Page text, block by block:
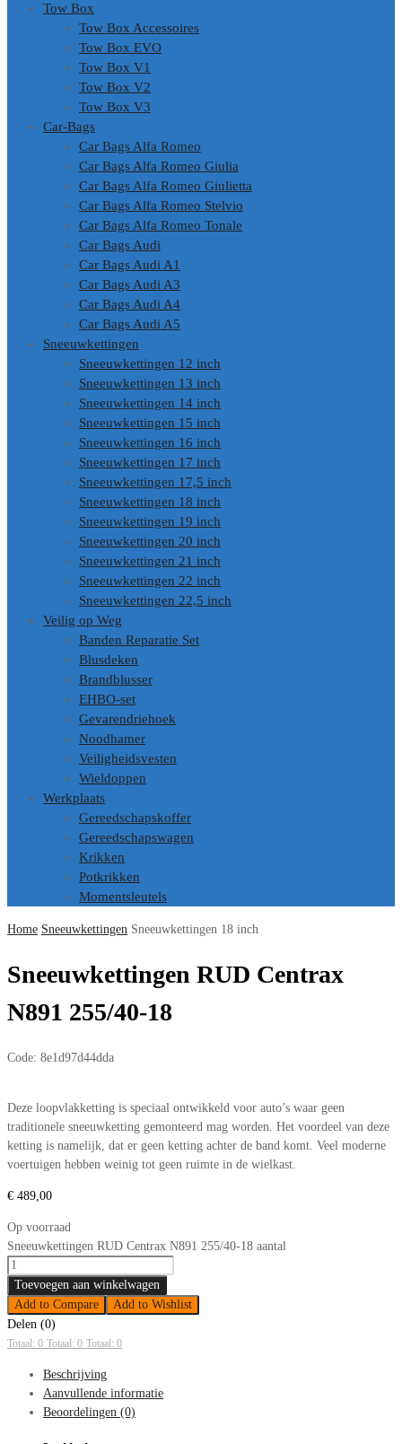
Tow Box
Tow Box Accessoires
Tow Box EVO
Tow Box V1
Tow Box V2
Tow Box V3
Car-Bags
Car Bags Alfa Romeo
Car Bags Alfa Romeo Giulia
Car Bags Alfa Romeo Giulietta
Car Bags Alfa Romeo Stelvio
Car Bags Alfa Romeo Tonale
Car Bags Audi
Car Bags Audi A1
Car Bags Audi A3
Car Bags Audi A4
Car Bags Audi A5
Sneeuwkettingen
Sneeuwkettingen 12 inch
Sneeuwkettingen 13 inch
Sneeuwkettingen 14 inch
Sneeuwkettingen 15 inch
Sneeuwkettingen 16 inch
Sneeuwkettingen 17 inch
Sneeuwkettingen 17,5 inch
Sneeuwkettingen 18 inch
Sneeuwkettingen 19 inch
Sneeuwkettingen 20 inch
Sneeuwkettingen 21 inch
Sneeuwkettingen 22 inch
Sneeuwkettingen 22,5 inch
Veilig op Weg
Banden Reparatie Set
Blusdeken
Brandblusser
EHBO-set
Gevarendriehoek
Noodhamer
Veiligheidsvesten
Wieldoppen
Werkplaats
Gereedschapskoffer
Gereedschapswagen
Krikken
Potkrikken
Momentsleutels
Home Sneeuwkettingen Sneeuwkettingen 18 inch
Sneeuwkettingen RUD Centrax
N891 255/40-18
Code: 8e1d97d44dda
Deze loopvlakketting is speciaal ontwikkeld voor auto’s waar geen
traditionele sneeuwketting gemonteerd mag worden. Het voordeel van deze
ketting is namelijk, dat er geen ketting achter de band komt. Veel moderne
voertuigen hebben weinig tot geen ruimte in de wielkast.
€ 489,00
Op voorraad
Sneeuwkettingen RUD Centrax N891 255/40-18 aantal
Toevoegen aan winkelwagen
Add to Compare
Add to Wishlist
Delen (0)
Totaal: 0 Totaal: 0 Totaal: 0
Beschrijving
Aanvullende informatie
Beoordelingen (0)